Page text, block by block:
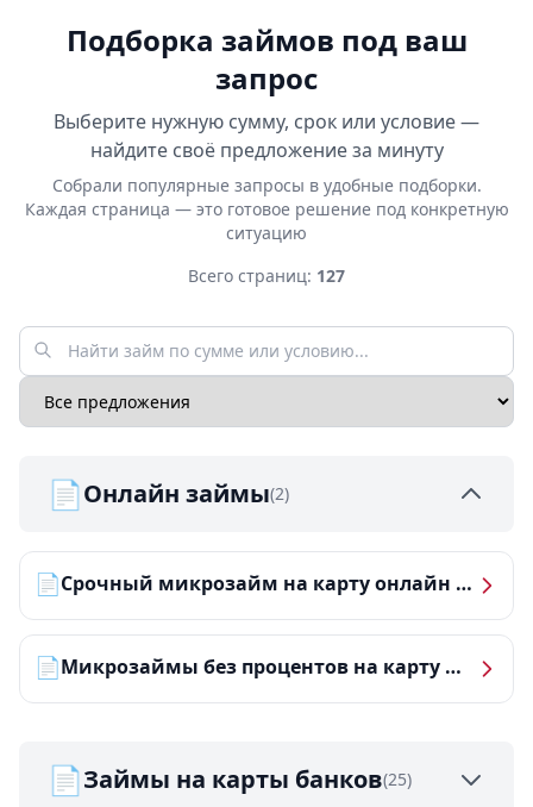
Подборка займов под ваш
запрос
Выберите нужную сумму, срок или условие —
найдите своё предложение за минуту
Собрали популярные запросы в удобные подборки.
Каждая страница — это готовое решение под конкретную
ситуацию
Всего страниц: 127
📄Онлайн займы(2)
📄 Срочный микрозайм на карту онлайн — получить деньги за 5 минут
📄 Микрозаймы без процентов на карту — ТОП-10 за 2026 год
📄Займы на карты банков(25)